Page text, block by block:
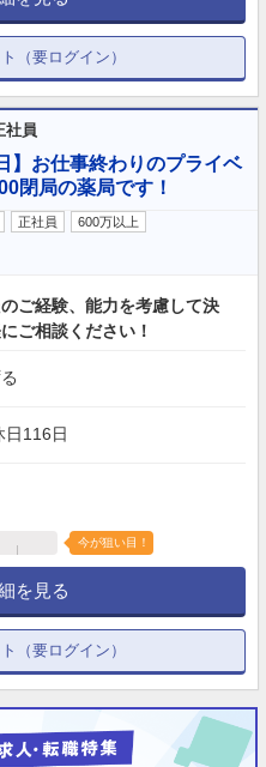
（要ログイン）
社員
】お仕事終わりのプライベ
閉局の薬局です！
正社員
600万以上
ご経験、能力を考慮して決
ご相談ください！
日116日
今が狙い目！
を見る
（要ログイン）